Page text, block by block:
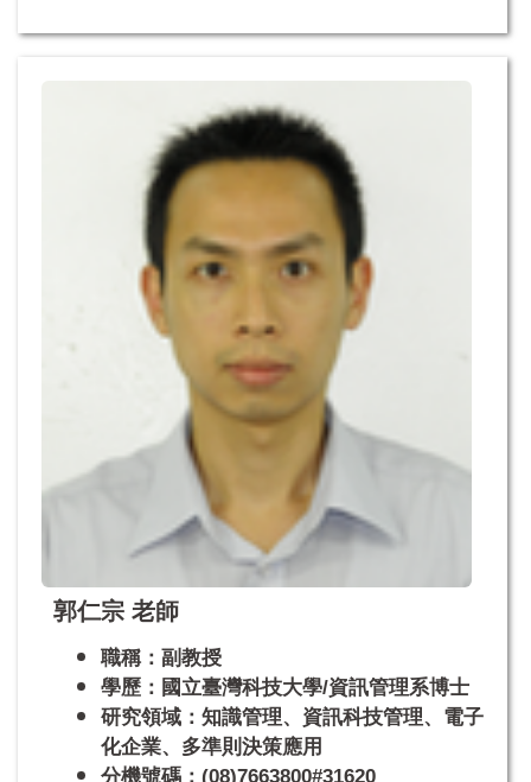
郭仁宗 老師
職稱：副教授
學歷：國立臺灣科技大學/資訊管理系博士
研究領域：知識管理、資訊科技管理、電子
化企業、多準則決策應用
分機號碼：(08)7663800#31620